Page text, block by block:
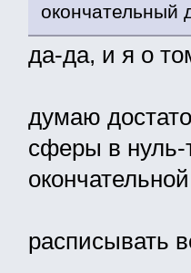
окончательный
да-да, и я о
думаю
сферы в нуль-
расписывать